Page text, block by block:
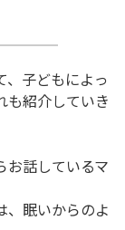
、子どもによっ
も紹介していき
お話しているマ
、眠いからのよ